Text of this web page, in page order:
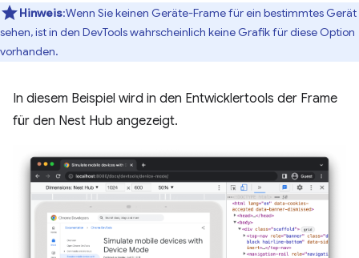
Hinweis:Wenn Sie keinen Geräte-Frame für ein bestimmtes Gerät
sehen, ist in den DevTools wahrscheinlich keine Grafik für diese Option
vorhanden.
In diesem Beispiel wird in den Entwicklertools der Frame
für den Nest Hub angezeigt.